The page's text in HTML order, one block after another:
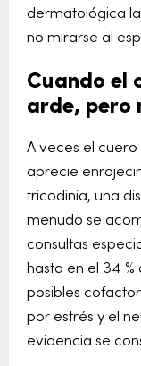
dermatológica
no mirarse al
Cuando el
arde, pero
A veces el
aprecie
tricodinia, una
menudo se
consultas
hasta en el 34
posibles
por estrés y el
evidencia se